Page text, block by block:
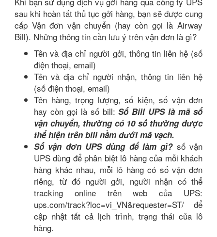
sau khi hoàn tất thủ tục gởi hàng, bạn sẽ được cung
cấp Vận đơn vận chuyển (hay còn gọi là Airway
Bill). Những thông tin cần lưu ý trên vận đơn là gì?
Tên và địa chỉ người gởi, thông tin liên hệ (số
điện thoại, email)
Tên và địa chỉ người nhận, thông tin liên hệ
(số điện thoại, email)
Tên hàng, trọng lượng, số kiện, số vận đơn
hay còn gọi là số bill:Số Bill UPS là mã số
vận chuyển, thường có 10 số thường được
thể hiện trên bill nằm dưới mã vạch.
Số vận đơn UPS dùng để làm gì?số vận
UPS dùng để phân biệt lô hàng của mỗi khách
hàng khác nhau, mỗi lô hàng có số vận đơn
riêng, từ đó người gởi, người nhận có thể
tracking online trên web của UPS:
ups.com/track?loc=vi_VN&requester=ST/ để
cập nhật tất cả lịch trình, trạng thái của lô
hàng.